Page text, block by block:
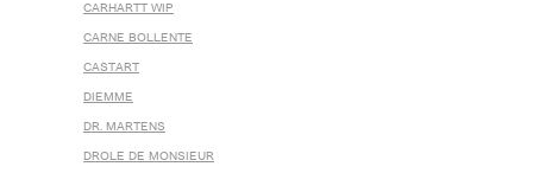
CARHARTT WIP
CARNE BOLLENTE
CASTART
DIEMME
DR. MARTENS
DROLE DE MONSIEUR